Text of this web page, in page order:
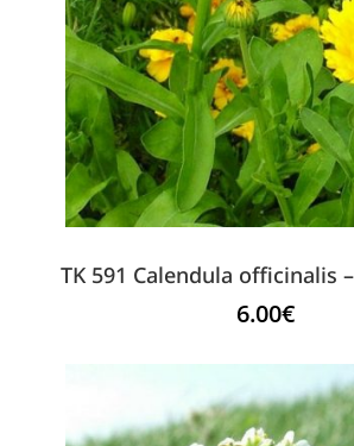
TK 591 Calendula officinalis –
6.00€